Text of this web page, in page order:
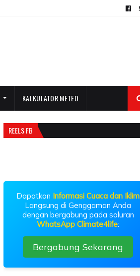
KALKULATOR METEO
REELS FB
Dapatkan Informasi Cuaca dan Iklim
Langsung di Genggaman Anda
dengan bergabung pada saluran
WhatsApp Climate4life:
Bergabung Sekarang